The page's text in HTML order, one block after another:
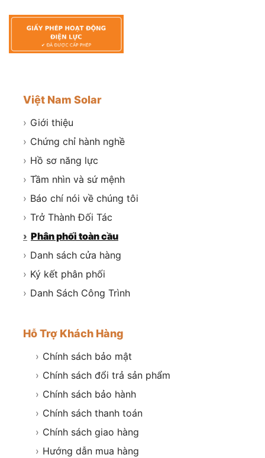
Việt Nam Solar
› Giới thiệu
› Chứng chỉ hành nghề
› Hồ sơ năng lực
› Tầm nhìn và sứ mệnh
› Báo chí nói về chúng tôi
› Trở Thành Đối Tác
› Phân phối toàn cầu
› Danh sách cửa hàng
› Ký kết phân phối
› Danh Sách Công Trình
Hỗ Trợ Khách Hàng
› Chính sách bảo mật
› Chính sách đổi trả sản phẩm
› Chính sách bảo hành
› Chính sách thanh toán
› Chính sách giao hàng
› Hướng dẫn mua hàng